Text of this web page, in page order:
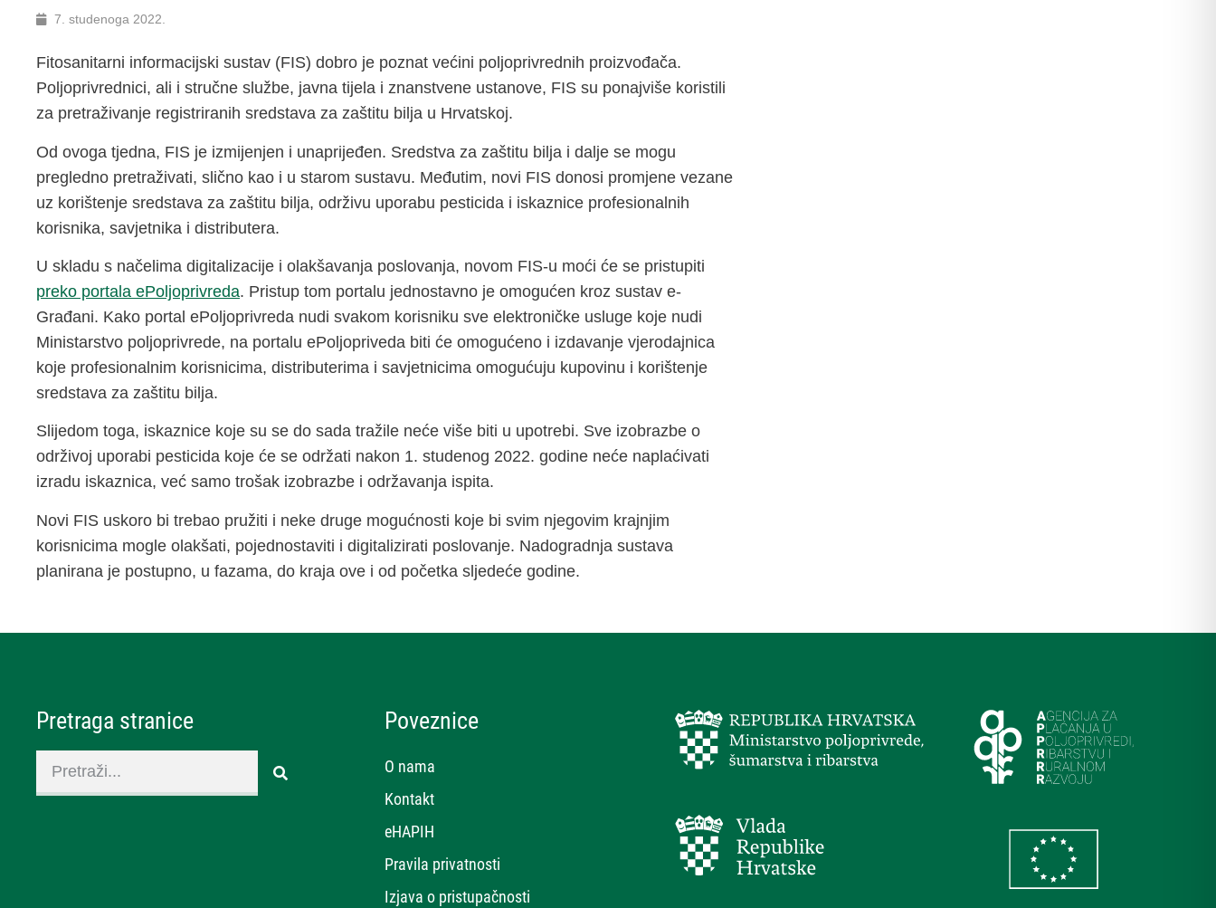
7. studenoga 2022.
Fitosanitarni informacijski sustav (FIS) dobro je poznat većini poljoprivrednih proizvođača.
Poljoprivrednici, ali i stručne službe, javna tijela i znanstvene ustanove, FIS su ponajviše koristili
za pretraživanje registriranih sredstava za zaštitu bilja u Hrvatskoj.
Od ovoga tjedna, FIS je izmijenjen i unaprijeđen. Sredstva za zaštitu bilja i dalje se mogu
pregledno pretraživati, slično kao i u starom sustavu. Međutim, novi FIS donosi promjene vezane
uz korištenje sredstava za zaštitu bilja, održivu uporabu pesticida i iskaznice profesionalnih
korisnika, savjetnika i distributera.
U skladu s načelima digitalizacije i olakšavanja poslovanja, novom FIS-u moći će se pristupiti
preko portala ePoljoprivreda. Pristup tom portalu jednostavno je omogućen kroz sustav e-
Građani. Kako portal ePoljoprivreda nudi svakom korisniku sve elektroničke usluge koje nudi
Ministarstvo poljoprivrede, na portalu ePoljopriveda biti će omogućeno i izdavanje vjerodajnica
koje profesionalnim korisnicima, distributerima i savjetnicima omogućuju kupovinu i korištenje
sredstava za zaštitu bilja.
Slijedom toga, iskaznice koje su se do sada tražile neće više biti u upotrebi. Sve izobrazbe o
održivoj uporabi pesticida koje će se održati nakon 1. studenog 2022. godine neće naplaćivati
izradu iskaznica, već samo trošak izobrazbe i održavanja ispita.
Novi FIS uskoro bi trebao pružiti i neke druge mogućnosti koje bi svim njegovim krajnjim
korisnicima mogle olakšati, pojednostaviti i digitalizirati poslovanje. Nadogradnja sustava
planirana je postupno, u fazama, do kraja ove i od početka sljedeće godine.
Pretraga stranice Poveznice
O nama
Kontakt
eHAPIH
Pravila privatnosti
Izjava o pristupačnosti